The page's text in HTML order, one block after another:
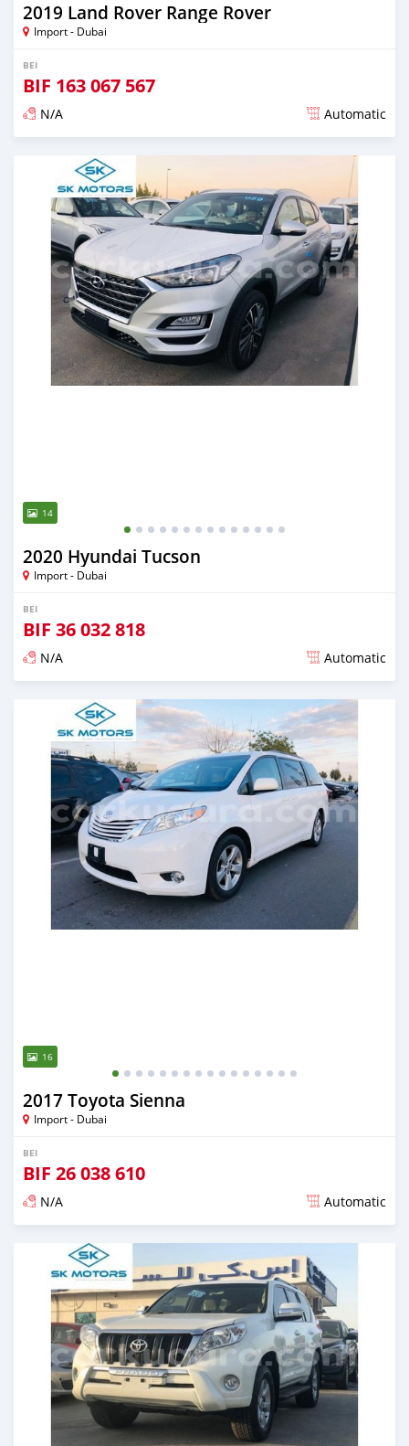
2019 Land Rover Range Rover
Import - Dubai
BEI
BIF 163 067 567
N/A Automatic
Ilitangazwa karibia miaka 6 iliopita
14
2020 Hyundai Tucson
Import - Dubai
BEI
BIF 36 032 818
N/A Automatic
Ilitangazwa karibia miaka 6 iliopita
16
2017 Toyota Sienna
Import - Dubai
BEI
BIF 26 038 610
N/A Automatic
Ilitangazwa karibia miaka 6 iliopita